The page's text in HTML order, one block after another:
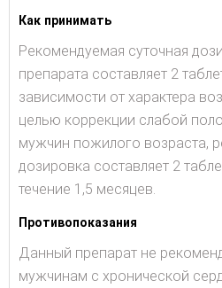
Как принимать
Рекомендуемая суточная
препарата составляет 2
зависимости от характера
целью коррекции слабой
мужчин пожилого возраста,
дозировка составляет 2
течение 1,5 месяцев.
Противопоказания
Данный препарат не
мужчинам с хронической